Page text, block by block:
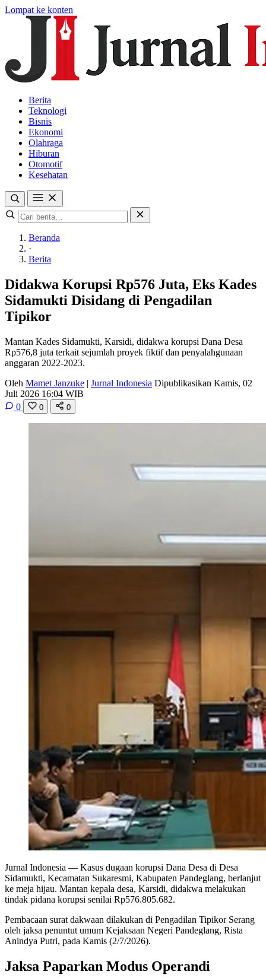
Lompat ke konten
Berita
Teknologi
Bisnis
Ekonomi
Olahraga
Hiburan
Otomotif
Kesehatan
Beranda
·
Berita
Didakwa Korupsi Rp576 Juta, Eks Kades
Sidamukti Disidang di Pengadilan
Tipikor
Mantan Kades Sidamukti, Karsidi, didakwa korupsi Dana Desa
Rp576,8 juta terkait sejumlah proyek fiktif dan penyalahgunaan
anggaran 2022-2023.
Oleh Mamet Janzuke | Jurnal Indonesia Dipublikasikan Kamis, 02
Juli 2026 16:04 WIB
0
0 0
Jurnal Indonesia — Kasus dugaan korupsi Dana Desa di Desa
Sidamukti, Kecamatan Sukaresmi, Kabupaten Pandeglang, berlanjut
ke meja hijau. Mantan kepala desa, Karsidi, didakwa melakukan
tindak pidana korupsi senilai Rp576.805.682.
Pembacaan surat dakwaan dilakukan di Pengadilan Tipikor Serang
oleh jaksa penuntut umum Kejaksaan Negeri Pandeglang, Rista
Anindya Putri, pada Kamis (2/7/2026).
Jaksa Paparkan Modus Operandi